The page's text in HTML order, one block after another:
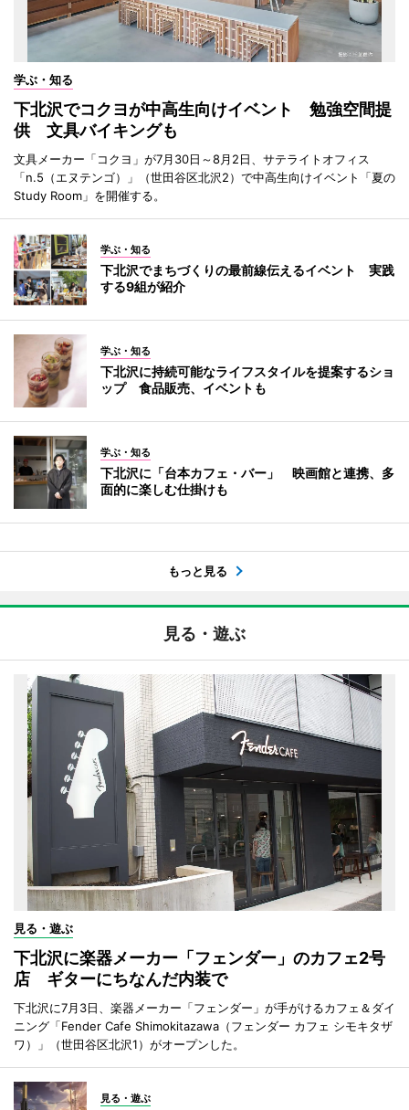
学ぶ・知る
下北沢でコクヨが中高生向けイベント 勉強空間提
供 文具バイキングも
文具メーカー「コクヨ」が7月30日～8月2日、サテライトオフィス
「n.5（エヌテンゴ）」（世田谷区北沢2）で中高生向けイベント「夏の
Study Room」を開催する。
学ぶ・知る
下北沢でまちづくりの最前線伝えるイベント 実践
する9組が紹介
学ぶ・知る
下北沢に持続可能なライフスタイルを提案するショ
ップ 食品販売、イベントも
学ぶ・知る
下北沢に「台本カフェ・バー」 映画館と連携、多
面的に楽しむ仕掛けも
もっと見る
見る・遊ぶ
見る・遊ぶ
下北沢に楽器メーカー「フェンダー」のカフェ2号
店 ギターにちなんだ内装で
下北沢に7月3日、楽器メーカー「フェンダー」が手がけるカフェ＆ダイ
ニング「Fender Cafe Shimokitazawa（フェンダー カフェ シモキタザ
ワ）」（世田谷区北沢1）がオープンした。
見る・遊ぶ